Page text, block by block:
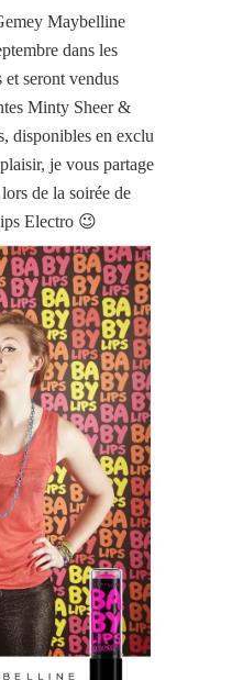
Maybelline
dans les
et seront vendus
Minty Sheer &
disponibles en exclu
je vous partage
de la soirée de
Electro 😉